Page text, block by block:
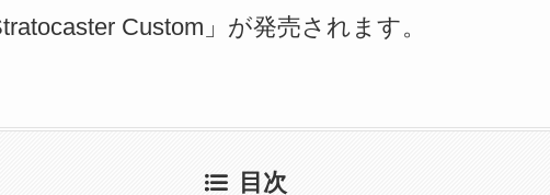
Custom」が発売されます。
目次